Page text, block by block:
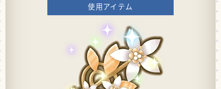
使用アイテム